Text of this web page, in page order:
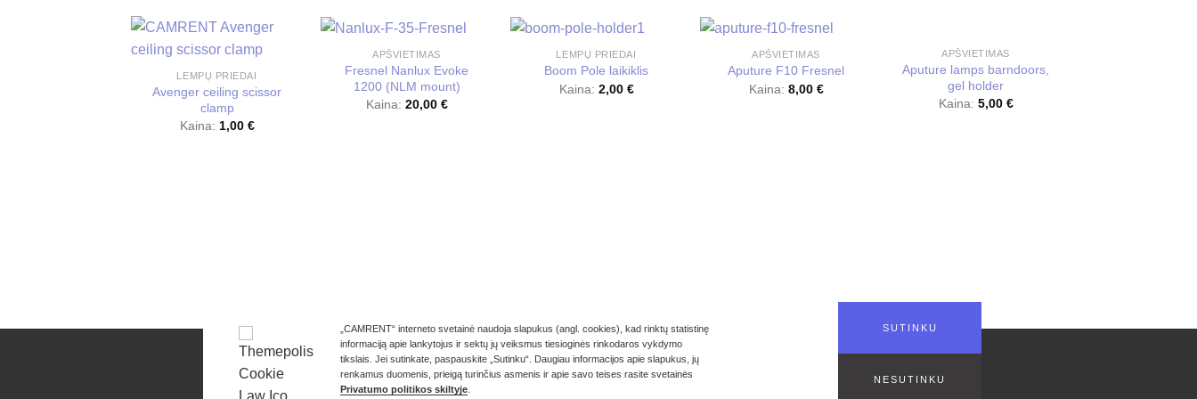
„CAMRENT“ interneto svetainė naudoja slapukus (angl. cookies), kad rinktų statistinę
informaciją apie lankytojus ir sektų jų veiksmus tiesioginės rinkodaros vykdymo
tikslais. Jei sutinkate, paspauskite „Sutinku“. Daugiau informacijos apie slapukus, jų
renkamus duomenis, prieigą turinčius asmenis ir apie savo teises rasite svetainės
Privatumo politikos skiltyje
SUTINKU
NESUTINKU
LEMPŲ PRIEDAI
Avenger ceiling scissor
clamp
Kaina: 1,00 €
APŠVIETIMAS
Fresnel Nanlux Evoke
1200 (NLM mount)
Kaina: 20,00 €
LEMPŲ PRIEDAI
Boom Pole laikiklis
Kaina: 2,00 €
APŠVIETIMAS
Aputure F10 Fresnel
Kaina: 8,00 €
APŠVIETIMAS
Aputure lamps barndoors,
gel holder
Kaina: 5,00 €
KONTAKTAI KAIP NUOMOTIS? NUOLAIDOS PRIVATUMO POLITIKA NERANDI KO IEŠKAI? SIŪLOME DARBĄ
Kainos pateikiamos be PVM. Kaina krepšelyje ir galutinio užsakymo suma – su įskaičiuotu 21% PVM.